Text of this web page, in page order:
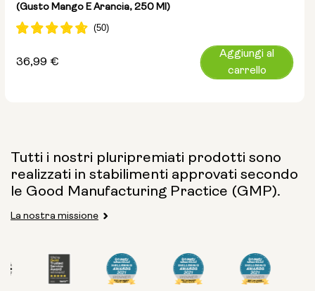
(gusto Mango E Arancia, 250 Ml)
Prezzo
36,99 €
Aggiungi al
carrello
Tutti i nostri pluripremiati prodotti sono
realizzati in stabilimenti approvati secondo
le Good Manufacturing Practice (GMP).
La nostra missione